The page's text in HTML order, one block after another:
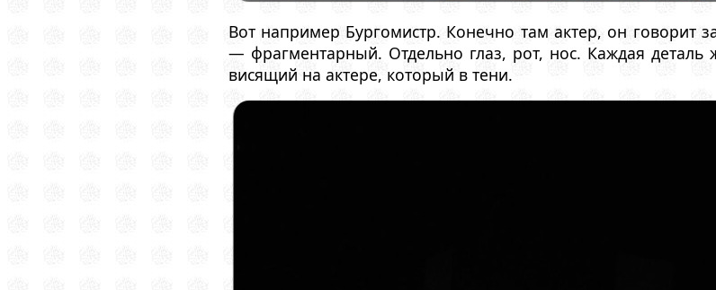
Вот например Бургомистр. Конечно там актер, он говорит
— фрагментарный. Отдельно глаз, рот, нос. Каждая
висящий на актере, который в тени.